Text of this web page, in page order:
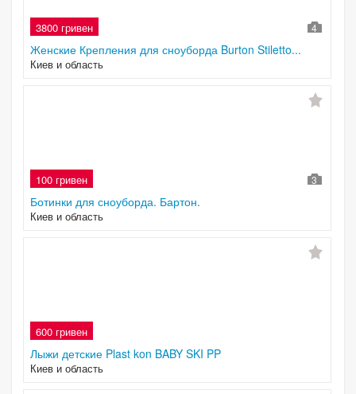
3800 гривен 4
Женские Крепления для сноуборда Burton Stiletto...
Киев и область
100 гривен 3
Ботинки для сноуборда. Бартон.
Киев и область
600 гривен
Лыжи детские Plast kon BABY SKI PP
Киев и область